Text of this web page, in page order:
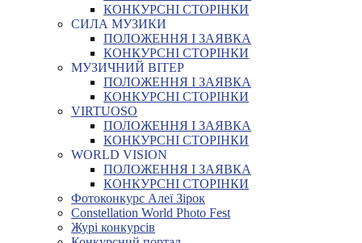
КОНКУРСНІ СТОРІНКИ
СИЛА МУЗИКИ
ПОЛОЖЕННЯ І ЗАЯВКА
КОНКУРСНІ СТОРІНКИ
МУЗИЧНИЙ ВІТЕР
ПОЛОЖЕННЯ І ЗАЯВКА
КОНКУРСНІ СТОРІНКИ
VIRTUOSO
ПОЛОЖЕННЯ І ЗАЯВКА
КОНКУРСНІ СТОРІНКИ
WORLD VISION
ПОЛОЖЕННЯ І ЗАЯВКА
КОНКУРСНІ СТОРІНКИ
Фотоконкурс Алеї Зірок
Constellation World Photo Fest
Журі конкурсів